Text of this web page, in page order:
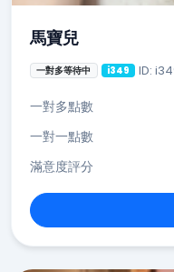
馬寶兒
一對多等待中 i349 ID:
一對多點數
一對一點數
滿意度評分